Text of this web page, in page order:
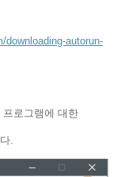
downloading-autorun-
로그램에 대한
.